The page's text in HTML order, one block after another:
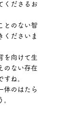
くださるお
とのない智
くださいま
を向けて生
のない存在
すね。
体のはたら